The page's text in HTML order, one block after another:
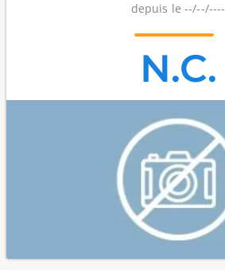
depuis le --/--/----
N.C.